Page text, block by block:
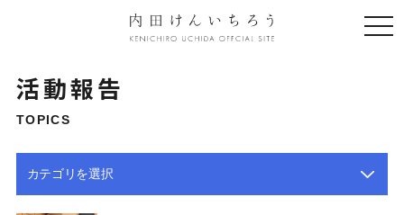
活動報告
TOPICS